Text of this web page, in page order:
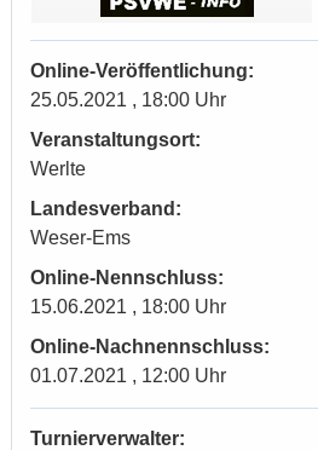
Online-Veröffentlichung:
25.05.2021 , 18:00 Uhr
Veranstaltungsort:
Werlte
Landesverband:
Weser-Ems
Online-Nennschluss:
15.06.2021 , 18:00 Uhr
Online-Nachnennschluss:
01.07.2021 , 12:00 Uhr
Turnierverwalter: